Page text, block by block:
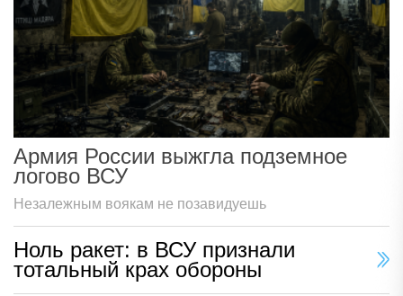
Армия России выжгла подземное
логово ВСУ
Незалежным воякам не позавидуешь
Ноль ракет: в ВСУ признали
тотальный крах обороны